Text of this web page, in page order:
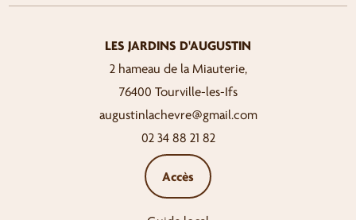
LES JARDINS D'AUGUSTIN
2 hameau de la Miauterie,
76400 Tourville-les-Ifs
augustinlachevre@gmail.com
02 34 88 21 82
Accès